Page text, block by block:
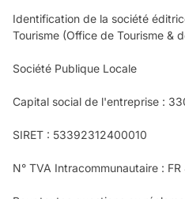
Identification de la société
Tourisme (Office de Tourisme &
Société Publique Locale
Capital social de l'entreprise :
SIRET : 53392312400010
N° TVA Intracommunautaire :